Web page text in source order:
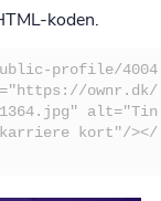
koden.
profile/4004
ownr.dk/
alt="Tin
kort"/></